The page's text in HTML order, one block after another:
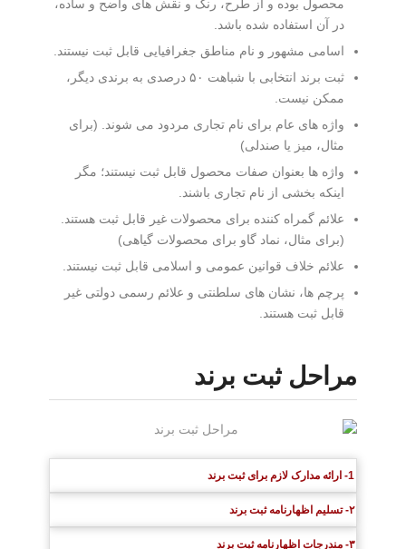
محصول بوده و از طرح، رنگ و نقش های واضح و ساده،
در آن استفاده شده باشد.
اسامی مشهور و نام مناطق جغرافیایی قابل ثبت نیستند.
ثبت برند انتخابی با شباهت ۵۰ درصدی به برندی دیگر،
ممکن نیست.
واژه های عام برای نام تجاری مردود می شوند. (برای
مثال، میز یا صندلی)
واژه ها بعنوان صفات محصول قابل ثبت نیستند؛ مگر
اینکه بخشی از نام تجاری باشند.
علائم گمراه کننده برای محصولات غیر قابل ثبت هستند.
(برای مثال، نماد گاو برای محصولات گیاهی)
علائم خلاف قوانین عمومی و اسلامی قابل ثبت نیستند.
پرچم ها، نشان های سلطنتی و علائم رسمی دولتی غیر
قابل ثبت هستند.
مراحل ثبت برند
1- ارائه مدارک لازم برای ثبت برند
۲- تسلیم اظهارنامه ثبت برند
۳- مندرجات اظهارنامه ثبت برند